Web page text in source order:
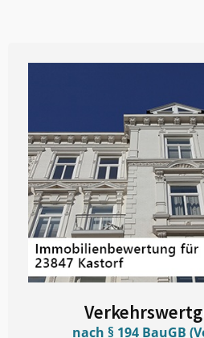
nach § 194 BauGB